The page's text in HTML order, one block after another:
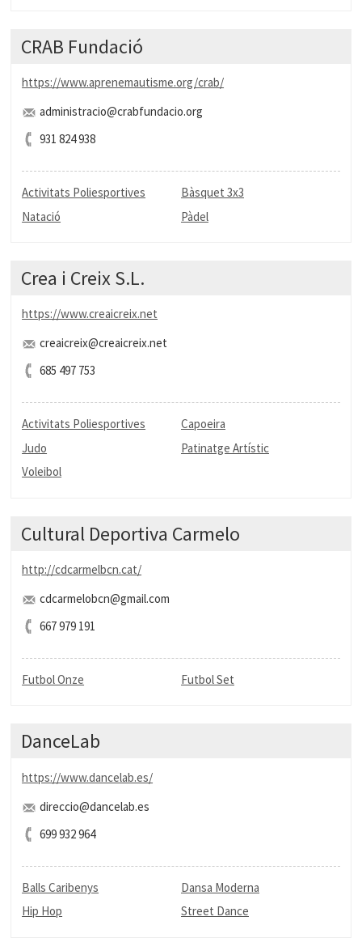
CRAB Fundació
https://www.aprenemautisme.org/crab/
administracio@crabfundacio.org
931 824 938
Activitats Poliesportives
Bàsquet 3x3
Natació
Pàdel
Crea i Creix S.L.
https://www.creaicreix.net
creaicreix@creaicreix.net
685 497 753
Activitats Poliesportives
Capoeira
Judo
Patinatge Artístic
Voleibol
Cultural Deportiva Carmelo
http://cdcarmelbcn.cat/
cdcarmelobcn@gmail.com
667 979 191
Futbol Onze Futbol Set
DanceLab
https://www.dancelab.es/
direccio@dancelab.es
699 932 964
Balls Caribenys
Dansa Moderna
Hip Hop
Street Dance